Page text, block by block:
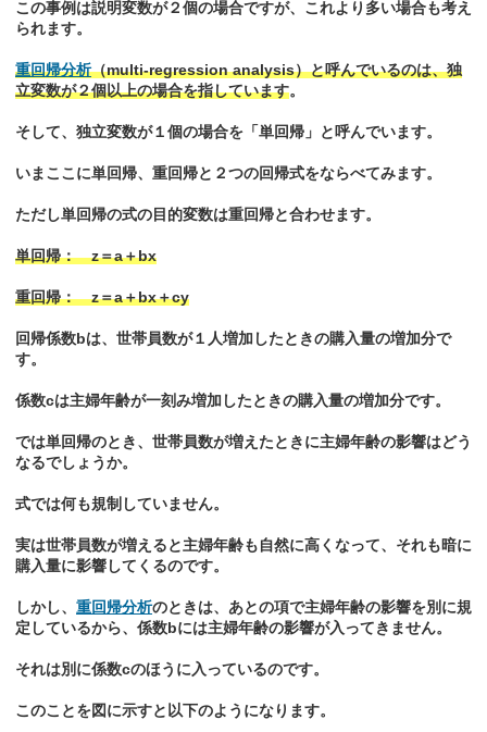
この事例は説明変数が２個の場合ですが、これより多い場合も考え
られます。
重回帰分析（multi-regression analysis）と呼んでいるのは、独
立変数が２個以上の場合を指しています。
そして、独立変数が１個の場合を「単回帰」と呼んでいます。
いまここに単回帰、重回帰と２つの回帰式をならべてみます。
ただし単回帰の式の目的変数は重回帰と合わせます。
単回帰： z＝a＋bx
重回帰： z＝a＋bx＋cy
回帰係数bは、世帯員数が１人増加したときの購入量の増加分で
す。
係数cは主婦年齢が一刻み増加したときの購入量の増加分です。
では単回帰のとき、世帯員数が増えたときに主婦年齢の影響はどう
なるでしょうか。
式では何も規制していません。
実は世帯員数が増えると主婦年齢も自然に高くなって、それも暗に
購入量に影響してくるのです。
しかし、 重回帰分析のときは、あとの項で主婦年齢の影響を別に規
定しているから、係数bには主婦年齢の影響が入ってきません。
それは別に係数cのほうに入っているのです。
このことを図に示すと以下のようになります。